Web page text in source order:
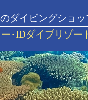
ダイビングショッ
･IDダイブリゾー